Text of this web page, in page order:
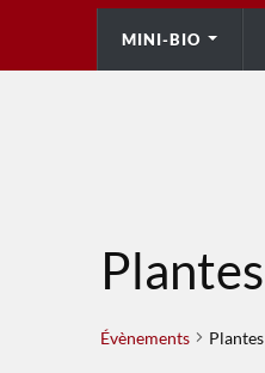
MINI-BIO
Plantes
Évènements Plantes